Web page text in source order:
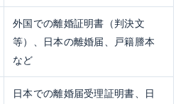
外国での離婚証明書（判決文
等）、日本の離婚届、戸籍謄本
など
日本での離婚届受理証明書、日